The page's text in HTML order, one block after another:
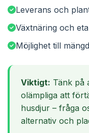
Leverans och
Växtnäring och
Möjlighet till
Viktigt: Tänk på
olämpliga att
husdjur – fråga
alternativ och